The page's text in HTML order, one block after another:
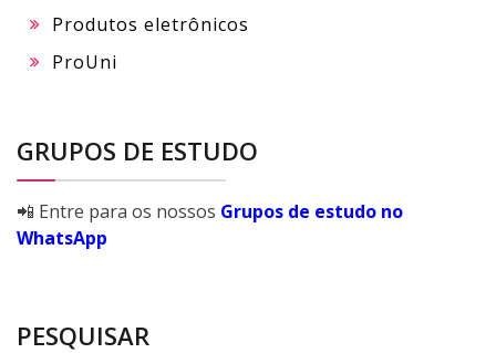
Produtos eletrônicos
ProUni
GRUPOS DE ESTUDO
📲 Entre para os nossos Grupos de estudo no
WhatsApp
PESQUISAR